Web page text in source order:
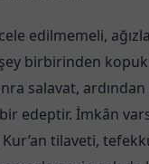
edilmemeli,
birbirinden kopuk
salavat, ardından
edeptir. İmkân
tilaveti,